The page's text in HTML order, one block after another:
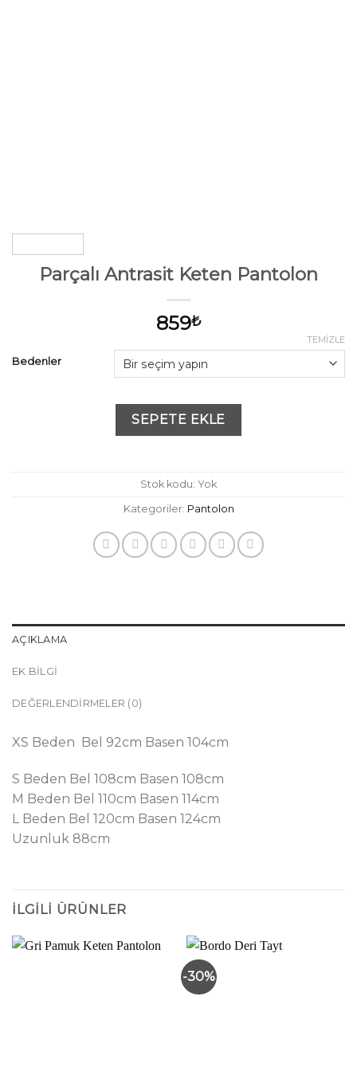
Parçalı Antrasit Keten Pantolon
859₺
Bedenler
TEMIZLE
SEPETE EKLE
Stok kodu: Yok
Kategoriler: Pantolon
AÇIKLAMA
EK BILGI
DEĞERLENDIRMELER (0)
XS Beden Bel 92cm Basen 104cm
S Beden Bel 108cm Basen 108cm
M Beden Bel 110cm Basen 114cm
L Beden Bel 120cm Basen 124cm
Uzunluk 88cm
İLGILI ÜRÜNLER
-30%